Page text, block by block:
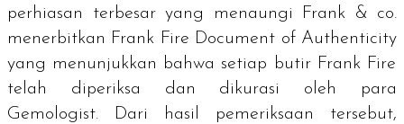
perhiasan terbesar yang menaungi Frank & co.
menerbitkan Frank Fire Document of Authenticity
yang menunjukkan bahwa setiap butir Frank Fire
telah diperiksa dan dikurasi oleh para
Gemologist.
Dari hasil pemeriksaan tersebut,